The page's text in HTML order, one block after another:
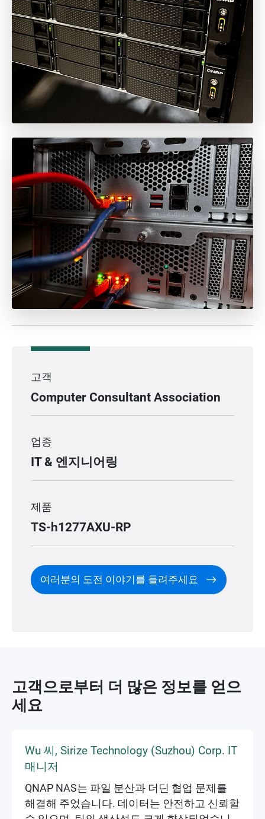
고객
Computer Consultant Association
업종
IT & 엔지니어링
제품
TS-h1277AXU-RP
여러분의 도전 이야기를 들려주세요
고객으로부터 더 많은 정보를 얻으
세요
Wu 씨, Sirize Technology (Suzhou) Corp. IT
매니저
QNAP NAS는 파일 분산과 더딘 협업 문제를
해결해 주었습니다. 데이터는 안전하고 신뢰할